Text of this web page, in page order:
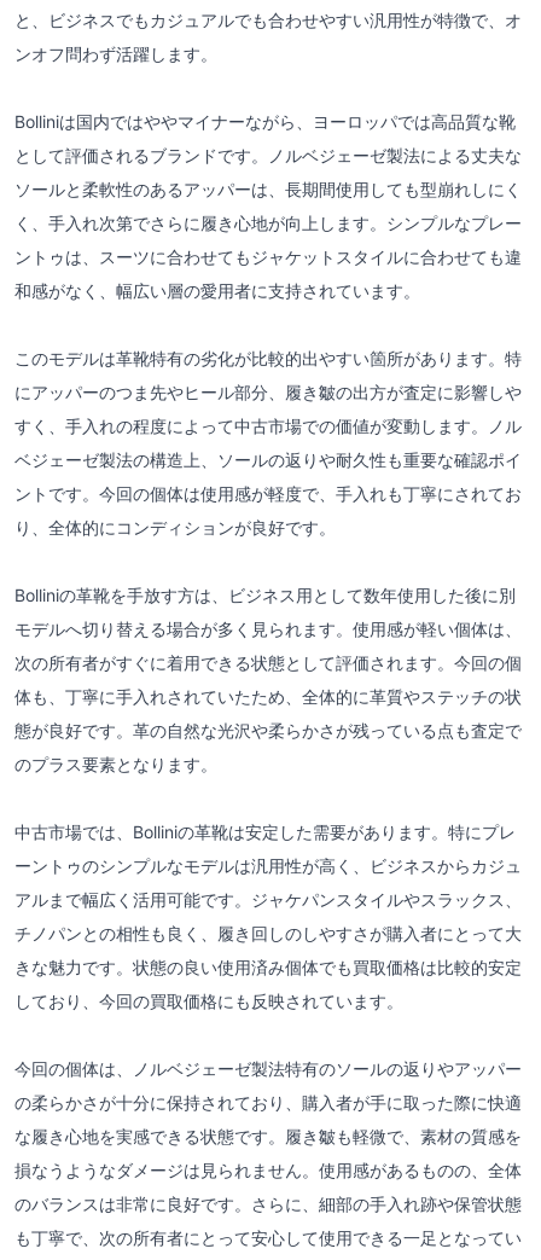
と、ビジネスでもカジュアルでも合わせやすい汎用性が特徴で、オ
ンオフ問わず活躍します。
Bolliniは国内ではややマイナーながら、ヨーロッパでは高品質な靴
として評価されるブランドです。ノルベジェーゼ製法による丈夫な
ソールと柔軟性のあるアッパーは、長期間使用しても型崩れしにく
く、手入れ次第でさらに履き心地が向上します。シンプルなプレー
ントゥは、スーツに合わせてもジャケットスタイルに合わせても違
和感がなく、幅広い層の愛用者に支持されています。
このモデルは革靴特有の劣化が比較的出やすい箇所があります。特
にアッパーのつま先やヒール部分、履き皺の出方が査定に影響しや
すく、手入れの程度によって中古市場での価値が変動します。ノル
ベジェーゼ製法の構造上、ソールの返りや耐久性も重要な確認ポイ
ントです。今回の個体は使用感が軽度で、手入れも丁寧にされてお
り、全体的にコンディションが良好です。
Bolliniの革靴を手放す方は、ビジネス用として数年使用した後に別
モデルへ切り替える場合が多く見られます。使用感が軽い個体は、
次の所有者がすぐに着用できる状態として評価されます。今回の個
体も、丁寧に手入れされていたため、全体的に革質やステッチの状
態が良好です。革の自然な光沢や柔らかさが残っている点も査定で
のプラス要素となります。
中古市場では、Bolliniの革靴は安定した需要があります。特にプレ
ーントゥのシンプルなモデルは汎用性が高く、ビジネスからカジュ
アルまで幅広く活用可能です。ジャケパンスタイルやスラックス、
チノパンとの相性も良く、履き回しのしやすさが購入者にとって大
きな魅力です。状態の良い使用済み個体でも買取価格は比較的安定
しており、今回の買取価格にも反映されています。
今回の個体は、ノルベジェーゼ製法特有のソールの返りやアッパー
の柔らかさが十分に保持されており、購入者が手に取った際に快適
な履き心地を実感できる状態です。履き皺も軽微で、素材の質感を
損なうようなダメージは見られません。使用感があるものの、全体
のバランスは非常に良好です。さらに、細部の手入れ跡や保管状態
も丁寧で、次の所有者にとって安心して使用できる一足となってい